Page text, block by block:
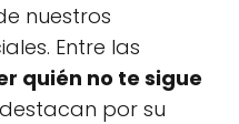
nuestros
Entre las
quién no te sigue
por su